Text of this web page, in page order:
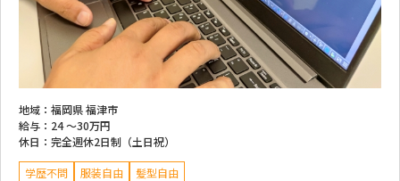
地域： 福岡県 福津市
給与： 24 ～30万円
休日： 完全週休2日制（土日祝）
学歴不問 服装自由 髪型自由